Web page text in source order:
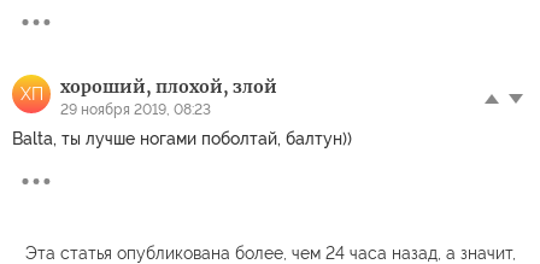
ХП хороший, плохой, злой
29 ноября 2019, 08:23
Balta, ты лучше ногами поболтай, балтун))
Эта статья опубликована более, чем 24 часа назад, а значит,